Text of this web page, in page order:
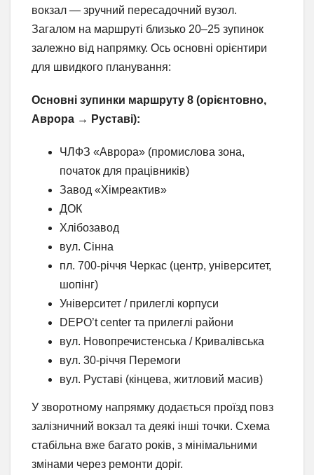
вокзал — зручний пересадочний вузол.
Загалом на маршруті близько 20–25 зупинок
залежно від напрямку. Ось основні орієнтири
для швидкого планування:
Основні зупинки маршруту 8 (орієнтовно,
Аврора → Руставі):
ЧЛФЗ «Аврора» (промислова зона,
початок для працівників)
Завод «Хімреактив»
ДОК
Хлібозавод
вул. Сінна
пл. 700-річчя Черкас (центр, університет,
шопінг)
Університет / прилеглі корпуси
DEPO’t center та прилеглі райони
вул. Новопречистенська / Кривалівська
вул. 30-річчя Перемоги
вул. Руставі (кінцева, житловий масив)
У зворотному напрямку додається проїзд повз
залізничний вокзал та деякі інші точки. Схема
стабільна вже багато років, з мінімальними
змінами через ремонти доріг.